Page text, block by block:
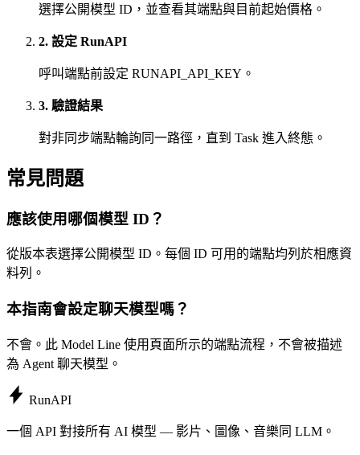
選擇公開模型 ID，並查看其端點與目前起始價格。
2. 設定 RunAPI
呼叫端點前設定 RUNAPI_API_KEY。
3. 驗證結果
對非同步端點輪詢同一路徑，直到 Task 進入終態。
常見問題
應該使用哪個模型 ID？
從版本表選擇公開模型 ID。每個 ID 可用的端點均列於相應資
料列。
本指南會設定聊天模型嗎？
不會。此 Model Line 使用頁面所示的端點流程，不會被描述
為 Agent 聊天模型。
RunAPI
一個 API 對接所有 AI 模型 — 影片、圖像、音樂同 LLM。